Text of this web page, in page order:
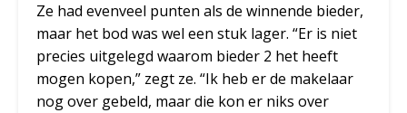
Ze had evenveel punten als de winnende bieder,
maar het bod was wel een stuk lager. “Er is niet
precies uitgelegd waarom bieder 2 het heeft
mogen kopen,” zegt ze. “Ik heb er de makelaar
nog over gebeld, maar die kon er niks over